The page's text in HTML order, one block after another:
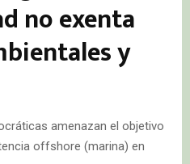
no exenta
y
amenazan el objetivo
offshore (marina) en